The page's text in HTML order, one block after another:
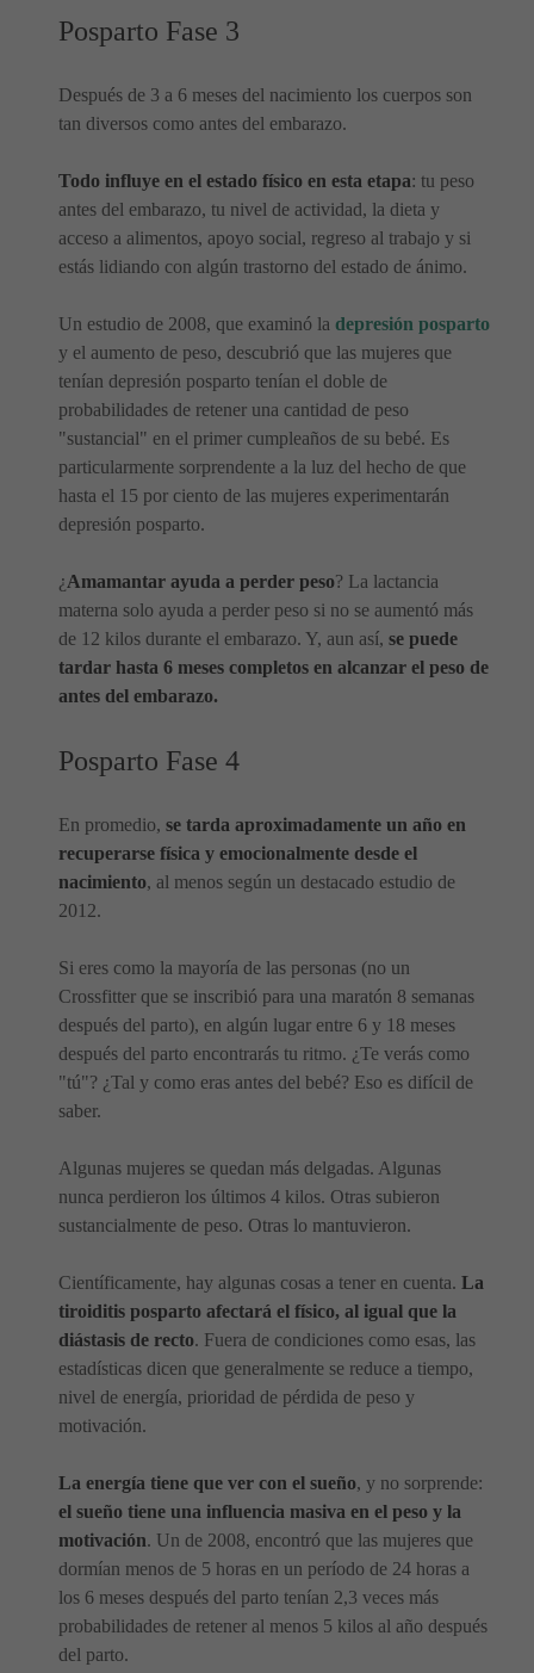
Posparto Fase 3
Después de 3 a 6 meses del nacimiento los cuerpos son
tan diversos como antes del embarazo.
Todo influye en el estado físico en esta etapa: tu peso
antes del embarazo, tu nivel de actividad, la dieta y
acceso a alimentos, apoyo social, regreso al trabajo y si
estás lidiando con algún trastorno del estado de ánimo.
Un estudio de 2008, que examinó la depresión posparto
y el aumento de peso, descubrió que las mujeres que
tenían depresión posparto tenían el doble de
probabilidades de retener una cantidad de peso
"sustancial" en el primer cumpleaños de su bebé. Es
particularmente sorprendente a la luz del hecho de que
hasta el 15 por ciento de las mujeres experimentarán
depresión posparto.
¿Amamantar ayuda a perder peso? La lactancia
materna solo ayuda a perder peso si no se aumentó más
de 12 kilos durante el embarazo. Y, aun así, se puede
tardar hasta 6 meses completos en alcanzar el peso de
antes del embarazo.
Posparto Fase 4
En promedio, se tarda aproximadamente un año en
recuperarse física y emocionalmente desde el
nacimiento, al menos según un destacado estudio de
2012.
Si eres como la mayoría de las personas (no un
Crossfitter que se inscribió para una maratón 8 semanas
después del parto), en algún lugar entre 6 y 18 meses
después del parto encontrarás tu ritmo. ¿Te verás como
"tú"? ¿Tal y como eras antes del bebé? Eso es difícil de
saber.
Algunas mujeres se quedan más delgadas. Algunas
nunca perdieron los últimos 4 kilos. Otras subieron
sustancialmente de peso. Otras lo mantuvieron.
Científicamente, hay algunas cosas a tener en cuenta. La
tiroiditis posparto afectará el físico, al igual que la
diástasis de recto. Fuera de condiciones como esas, las
estadísticas dicen que generalmente se reduce a tiempo,
nivel de energía, prioridad de pérdida de peso y
motivación.
La energía tiene que ver con el sueño, y no sorprende:
el sueño tiene una influencia masiva en el peso y la
motivación. Un de 2008, encontró que las mujeres que
dormían menos de 5 horas en un período de 24 horas a
los 6 meses después del parto tenían 2,3 veces más
probabilidades de retener al menos 5 kilos al año después
del parto.